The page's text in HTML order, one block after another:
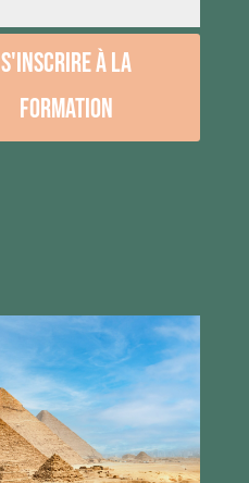
S'inscrire à la
formation